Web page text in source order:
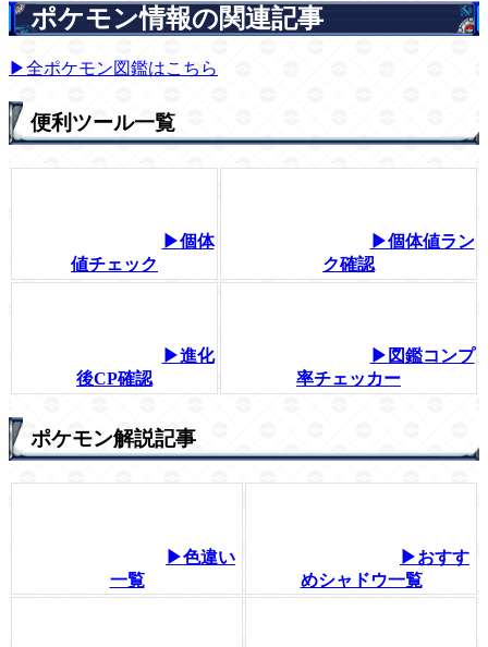
ポケモン情報の関連記事
▶全ポケモン図鑑はこちら
便利ツール一覧
▶個体
値チェック
▶個体値ラン
ク確認
▶進化
後CP確認
▶図鑑コンプ
率チェッカー
ポケモン解説記事
▶色違い
一覧
▶おすす
めシャドウ一覧